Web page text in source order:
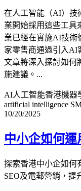
在人工智能（AI）技
業開始採用這些工具
業已經在實施AI技術
家零售商通過引入AI
文章將深入探討如何
施建議。...
AI人工智能香港機器
artificial intelligence
10/20/2025
中小企如何運
探索香港中小企如何
SEO及電郵營銷，提